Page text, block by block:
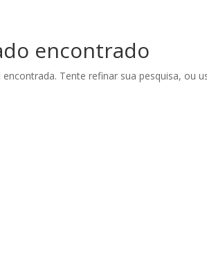
encontrado
Tente refinar sua pesquisa, ou